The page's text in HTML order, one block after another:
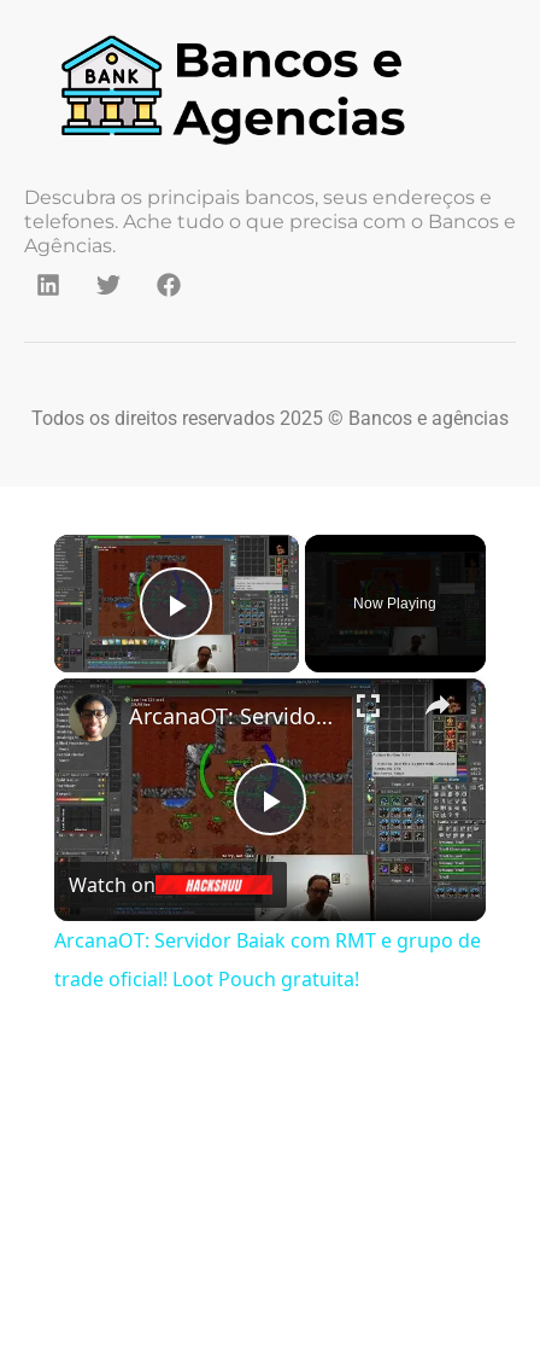
Descubra os principais bancos, seus endereços e
telefones. Ache tudo o que precisa com o Bancos e
Agências.
Todos os direitos reservados 2025 © Bancos e agências
×
Play Video
Now Playing
×
Play Video
ArcanaOT: Servidor Baiak com RMT e grupo de trade oficial! Loot Pouch gratuita!
Watch on
ArcanaOT: Servidor Baiak com RMT e grupo de
trade oficial! Loot Pouch gratuita!